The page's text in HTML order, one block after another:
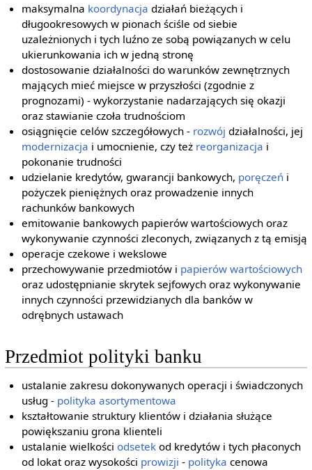
maksymalna koordynacja działań bieżących i
długookresowych w pionach ściśle od siebie
uzależnionych i tych luźno ze sobą powiązanych w celu
ukierunkowania ich w jedną stronę
dostosowanie działalności do warunków zewnętrznych
mających mieć miejsce w przyszłości (zgodnie z
prognozami) - wykorzystanie nadarzających się okazji
oraz stawianie czoła trudnościom
osiągnięcie celów szczegółowych - rozwój działalności, jej
modernizacja i umocnienie, czy też reorganizacja i
pokonanie trudności
udzielanie kredytów, gwarancji bankowych, poręczeń i
pożyczek pieniężnych oraz prowadzenie innych
rachunków bankowych
emitowanie bankowych papierów wartościowych oraz
wykonywanie czynności zleconych, związanych z tą emisją
operacje czekowe i wekslowe
przechowywanie przedmiotów i papierów wartościowych
oraz udostępnianie skrytek sejfowych oraz wykonywanie
innych czynności przewidzianych dla banków w
odrębnych ustawach
Przedmiot polityki banku
ustalanie zakresu dokonywanych operacji i świadczonych
usług - polityka asortymentowa
kształtowanie struktury klientów i działania służące
powiększaniu grona klienteli
ustalanie wielkościodsetek od kredytów i tych płaconych
od lokat oraz wysokości prowizji - polityka cenowa